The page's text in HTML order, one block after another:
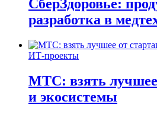
СберЗдоровье:
разработка в
ИТ-проекты
МТС: взять лучшее
и экосистемы